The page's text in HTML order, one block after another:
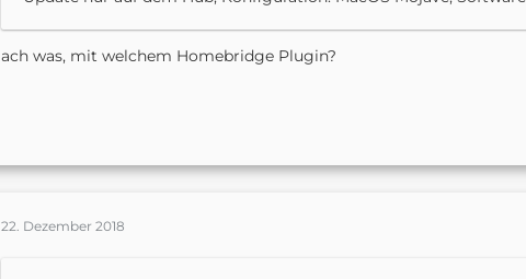
On Windows - Press Alt + F9
On Macs - Press Fn + Option + F9
ach was, mit welchem Homebridge Plugin?
22. Dezember 2018